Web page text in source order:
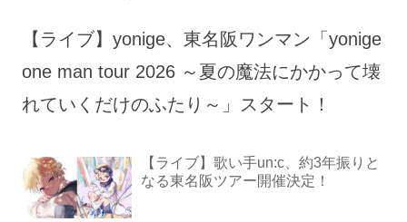
【ライブ】yonige、東名阪ワンマン「yonige
one man tour 2026 ～夏の魔法にかかって壊
れていくだけのふたり～」スタート！
【ライブ】歌い手un:c、約3年振りと
なる東名阪ツアー開催決定！